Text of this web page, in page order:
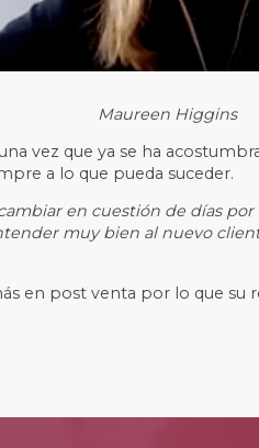
Maureen Higgins
vez que ya se ha
a lo que pueda suceder.
en cuestión de días
muy bien al nuevo
en post venta por lo que su